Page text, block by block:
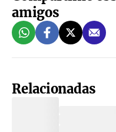
amigos
Relacionadas